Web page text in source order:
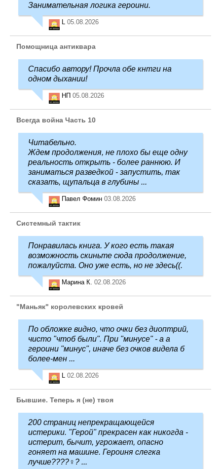
Занимательная логика героини.
L 05.08.2026
Помощница антиквара
Спасибо автору! Прочла обе кнтги на
одном дыхании!
НП 05.08.2026
Всегда война Часть 10
Читабельно.
Ждем продолжения, не плохо бы еще одну
реальность открыть - более раннюю. И
заниматься разведкой - запустить, так
сказать, щупальца в глубины ...
Павел Фомин 03.08.2026
Системный тактик
Понравилась книга. У кого есть такая
возможность скиньте сюда продолжение,
пожалуйста. Оно уже есть, но не здесь((.
Марина К. 02.08.2026
"Маньяк" королевских кровей
По обложке видно, что очки без диоптрий,
чисто "чтоб были". При "минусе" - а а
героини "минус", иначе без очков видела б
более-мен ...
L 02.08.2026
Бывшие. Теперь я (не) твоя
200 страниц непрекращающейся
истерики. "Герой" прекрасен как никогда -
истерит, бычит, угрожает, опасно
гоняет на машине. Героиня слегка
лучше????‍♀️? ...